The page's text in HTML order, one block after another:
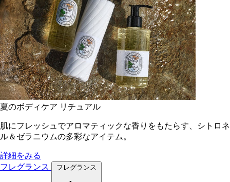
夏のボディケア リチュアル
肌にフレッシュでアロマティックな香りをもたらす、シトロネ
ル＆ゼラニウムの多彩なアイテム。
詳細をみる
フレグランス
フレグランス